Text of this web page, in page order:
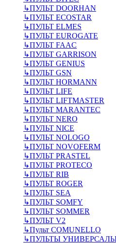
↳ПУЛЬТ DOORHAN
↳ПУЛЬТ ECOSTAR
↳ПУЛЬТ ELMES
↳ПУЛЬТ EUROGATE
↳ПУЛЬТ FAAC
↳ПУЛЬТ GARRISON
↳ПУЛЬТ GENIUS
↳ПУЛЬТ GSN
↳ПУЛЬТ HORMANN
↳ПУЛЬТ LIFE
↳ПУЛЬТ LIFTMASTER
↳ПУЛЬТ MARANTEC
↳ПУЛЬТ NERO
↳ПУЛЬТ NICE
↳ПУЛЬТ NOLOGO
↳ПУЛЬТ NOVOFERM
↳ПУЛЬТ PRASTEL
↳ПУЛЬТ PROTECO
↳ПУЛЬТ RIB
↳ПУЛЬТ ROGER
↳ПУЛЬТ SEA
↳ПУЛЬТ SOMFY
↳ПУЛЬТ SOMMER
↳ПУЛЬТ V2
↳Пульт СOMUNELLO
↳ПУЛЬТЫ